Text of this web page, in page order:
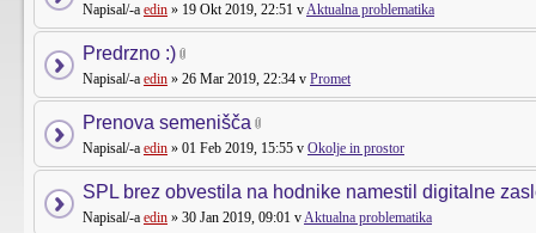
Napisal/-a edin » 19 Okt 2019, 22:51 vAktualna problematika
Predrzno :)
Napisal/-a edin » 26 Mar 2019, 22:34 v Promet
Prenova semenišča
Napisal/-a edin » 01 Feb 2019, 15:55 v Okolje in prostor
SPL brez obvestila na hodnike namestil digitalne
Napisal/-a edin » 30 Jan 2019, 09:01 vAktualna problematika